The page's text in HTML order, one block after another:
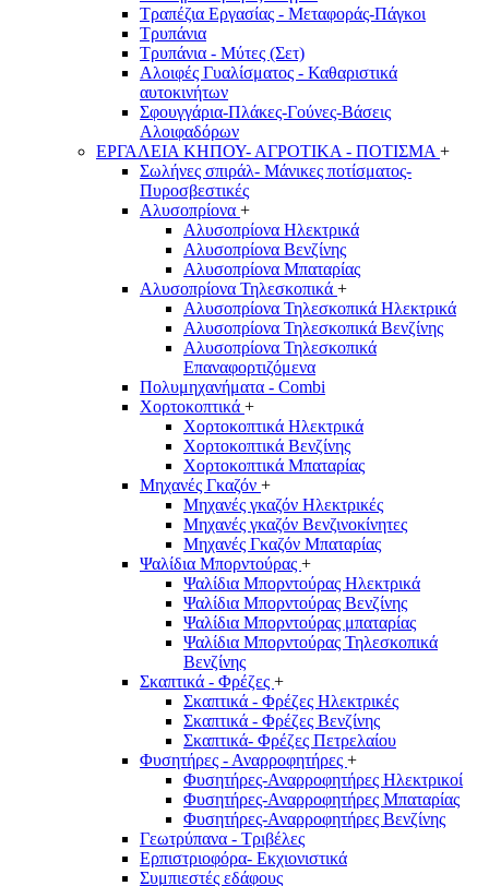
Τραπέζια Εργασίας - Μεταφοράς-Πάγκοι
Τρυπάνια
Τρυπάνια - Μύτες (Σετ)
Αλοιφές Γυαλίσματος - Καθαριστικά
αυτοκινήτων
Σφουγγάρια-Πλάκες-Γούνες-Βάσεις
Αλοιφαδόρων
ΕΡΓΑΛΕΙΑ ΚΗΠΟΥ- ΑΓΡΟΤΙΚΑ - ΠΟΤΙΣΜΑ +
Σωλήνες σπιράλ- Μάνικες ποτίσματος-
Πυροσβεστικές
Αλυσοπρίονα +
Αλυσοπρίονα Ηλεκτρικά
Αλυσοπρίονα Βενζίνης
Αλυσοπρίονα Μπαταρίας
Αλυσοπρίονα Τηλεσκοπικά +
Αλυσοπρίονα Τηλεσκοπικά Ηλεκτρικά
Αλυσοπρίονα Τηλεσκοπικά Βενζίνης
Αλυσοπρίονα Τηλεσκοπικά
Επαναφορτιζόμενα
Πολυμηχανήματα - Combi
Χορτοκοπτικά +
Χορτοκοπτικά Ηλεκτρικά
Χορτοκοπτικά Βενζίνης
Χορτοκοπτικά Μπαταρίας
Μηχανές Γκαζόν +
Μηχανές γκαζόν Ηλεκτρικές
Μηχανές γκαζόν Βενζινοκίνητες
Μηχανές Γκαζόν Μπαταρίας
Ψαλίδια Μπορντούρας +
Ψαλίδια Μπορντούρας Hλεκτρικά
Ψαλίδια Μπορντούρας Βενζίνης
Ψαλίδια Μπορντούρας μπαταρίας
Ψαλίδια Μπορντούρας Τηλεσκοπικά
Βενζίνης
Σκαπτικά - Φρέζες +
Σκαπτικά - Φρέζες Ηλεκτρικές
Σκαπτικά - Φρέζες Βενζίνης
Σκαπτικά- Φρέζες Πετρελαίου
Φυσητήρες - Αναρροφητήρες +
Φυσητήρες-Αναρροφητήρες Ηλεκτρικοί
Φυσητήρες-Αναρροφητήρες Μπαταρίας
Φυσητήρες-Αναρροφητήρες Βενζίνης
Γεωτρύπανα - Τριβέλες
Ερπιστριοφόρα- Εκχιονιστικά
Συμπιεστές εδάφους